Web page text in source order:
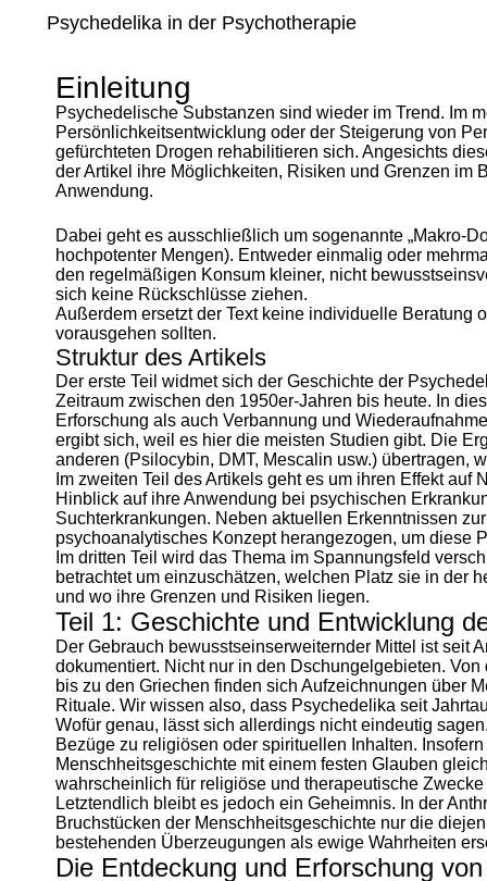
Psychedelika in der Psychotherapie
Einleitung
Psychedelische Substanzen sind wieder im Trend. Im
Persönlichkeitsentwicklung oder der Steigerung von
gefürchteten Drogen rehabilitieren sich. Angesichts
der Artikel ihre Möglichkeiten, Risiken und Grenzen im
Anwendung.
Dabei geht es ausschließlich um sogenannte „Makro-
hochpotenter Mengen). Entweder einmalig oder
den regelmäßigen Konsum kleiner, nicht
sich keine Rückschlüsse ziehen.
Außerdem ersetzt der Text keine individuelle Beratung
vorausgehen sollten.
Struktur des Artikels
Der erste Teil widmet sich der Geschichte der
Zeitraum zwischen den 1950er-Jahren bis heute. In
Erforschung als auch Verbannung und
ergibt sich, weil es hier die meisten Studien gibt. Die
anderen (Psilocybin, DMT, Mescalin usw.) übertragen,
Im zweiten Teil des Artikels geht es um ihren Effekt
Hinblick auf ihre Anwendung bei psychischen
Suchterkrankungen. Neben aktuellen Erkenntnissen
psychoanalytisches Konzept herangezogen, um diese
Im dritten Teil wird das Thema im Spannungsfeld
betrachtet um einzuschätzen, welchen Platz sie in der
und wo ihre Grenzen und Risiken liegen.
Teil 1: Geschichte und Entwicklung
Der Gebrauch bewusstseinserweiternder Mittel ist seit
dokumentiert. Nicht nur in den Dschungelgebieten.
bis zu den Griechen finden sich Aufzeichnungen über
Rituale. Wir wissen also, dass Psychedelika seit
Wofür genau, lässt sich allerdings nicht eindeutig
Bezüge zu religiösen oder spirituellen Inhalten.
Menschheitsgeschichte mit einem festen Glauben
wahrscheinlich für religiöse und therapeutische
Letztendlich bleibt es jedoch ein Geheimnis. In der
Bruchstücken der Menschheitsgeschichte nur die
bestehenden Überzeugungen als ewige Wahrheiten
Die Entdeckung und Erforschung